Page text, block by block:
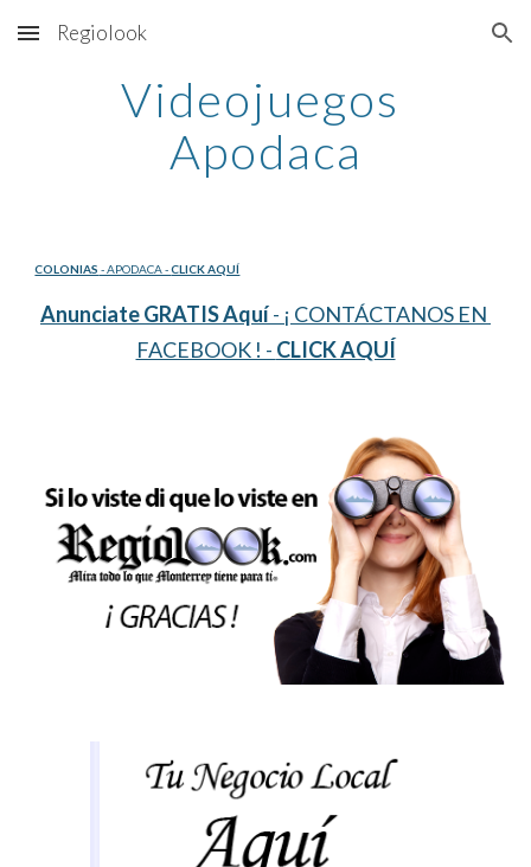
Skip to main content Skip to navigation
Regiolook
Videojuegos
Apodaca
COLONIAS - APODACA - CLICK AQUÍ
Anunciate GRATIS Aquí - ¡ CONTÁCTANOS EN
FACEBOOK ! - CLICK AQUÍ